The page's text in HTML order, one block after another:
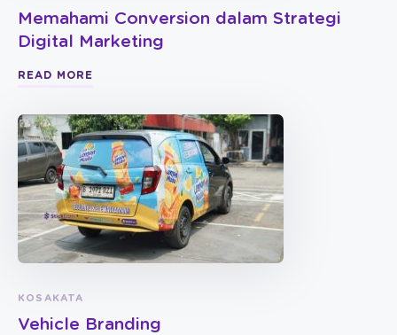
Memahami Conversion dalam Strategi
Digital Marketing
READ MORE
KOSAKATA
Vehicle Branding